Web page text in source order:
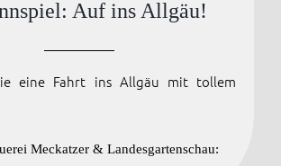
Auf ins Allgäu!
eine Fahrt ins Allgäu mit tollem
Meckatzer & Landesgartenschau: